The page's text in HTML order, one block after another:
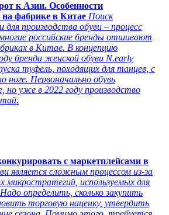
к Азии. Особенности
на фабрике в Китае Поиск
для производства обуви – процесс
российские бренды отшивают
в Китае. В концепцию
бренда женской обуви N.early
туфель, походящих для танцев, с
ноге. Первоначально обувь
но уже в 2022 году производство
с маркетплейсами в
является сложным процессом из-за
используемых для
определить, сколько закупить
торговую наценку, утвердить